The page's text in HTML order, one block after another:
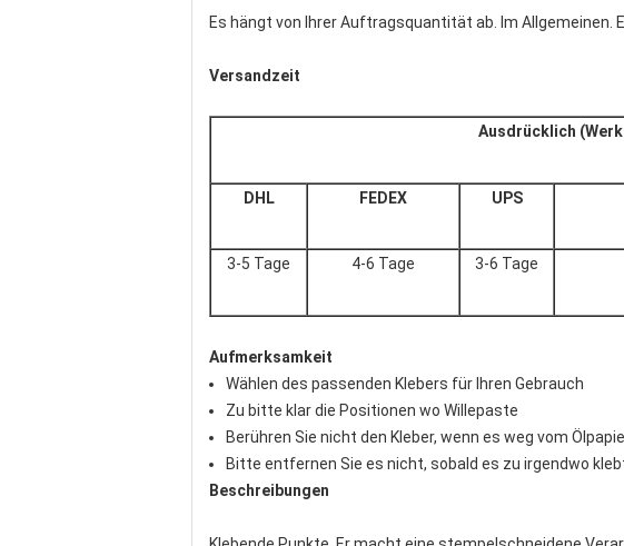
Es hängt von Ihrer Auftragsquantität ab. Im Allgemeinen.
Versandzeit
Ausdrücklich
DHL FEDEX UPS
3-5 Tage 4-6 Tage 3-6 Tage
Aufmerksamkeit
Wählen des passenden Klebers für Ihren Gebrauch
Zu bitte klar die Positionen wo Willepaste
Berühren Sie nicht den Kleber, wenn es weg vom
Bitte entfernen Sie es nicht, sobald es zu irgendwo
Beschreibungen